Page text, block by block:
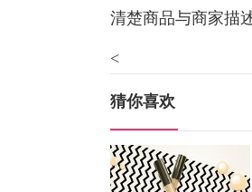
清楚商品与商家描
<
猜你喜欢